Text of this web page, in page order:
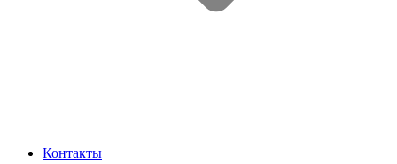
Контакты